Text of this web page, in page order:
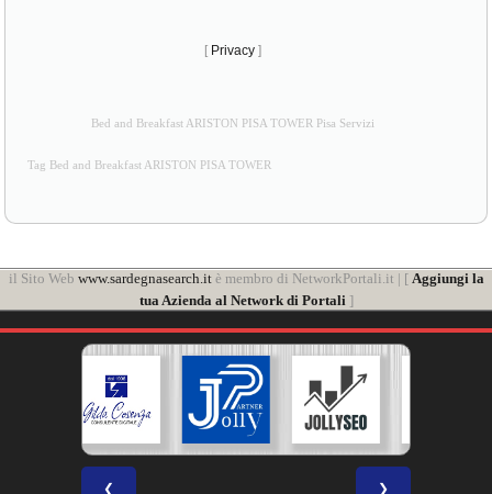
[ Privacy ]
Bed and Breakfast ARISTON PISA TOWER Pisa Servizi
Tag Bed and Breakfast ARISTON PISA TOWER
il Sito Web www.sardegnasearch.itè membro di NetworkPortali.it | [ Aggiungi la
tua Azienda al Network di Portali]
❮ ❯